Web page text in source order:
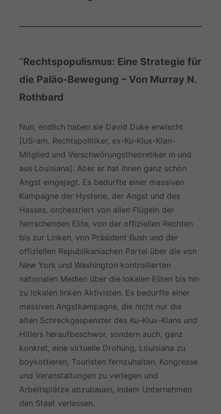
“Rechtspopulismus: Eine Strategie für
die Paläo-Bewegung – Von Murray N.
Rothbard
Nun, endlich haben sie David Duke erwischt
[US-am. Rechtspolitiker, ex-Ku-Klux-Klan-
Mitglied und Verschwörungstheoretiker in und
aus Louisiana]. Aber er hat ihnen ganz schön
Angst eingejagt. Es bedurfte einer massiven
Kampagne der Hysterie, der Angst und des
Hasses, orchestriert von allen Flügeln der
herrschenden Elite, von der offiziellen Rechten
bis zur Linken, von Präsident Bush und der
offiziellen Republikanischen Partei über die von
New York und Washington kontrollierten
nationalen Medien über die lokalen Eliten bis hin
zu lokalen linken Aktivisten. Es bedurfte einer
massiven Angstkampagne, die nicht nur die
alten Schreckgespenster des Ku-Klux-Klans und
Hitlers heraufbeschwor, sondern auch, ganz
konkret, eine virtuelle Drohung, Louisiana zu
boykottieren, Touristen fernzuhalten, Kongresse
und Veranstaltungen zu verlegen und
Arbeitsplätze abzubauen, indem Unternehmen
den Staat verlassen.